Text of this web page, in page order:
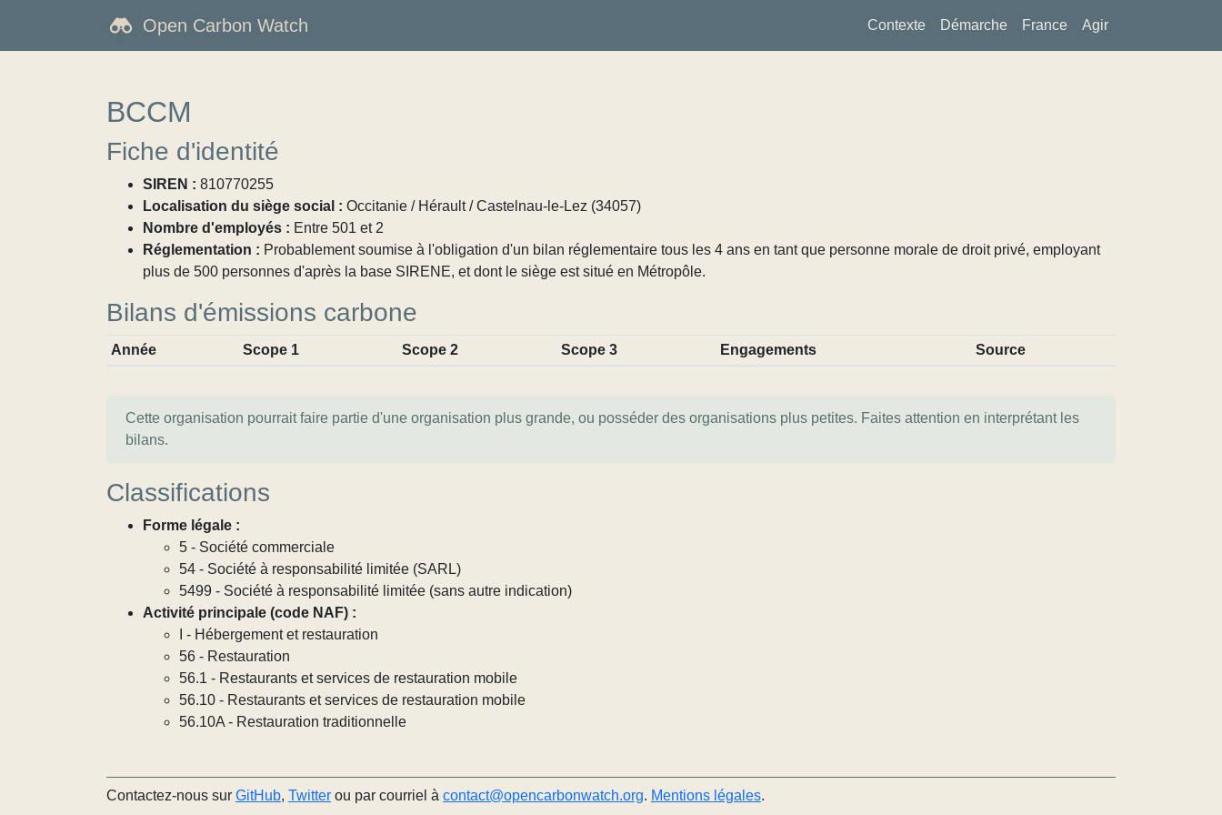
Open Carbon Watch Contexte Démarche France Agir
BCCM
Fiche d'identité
SIREN : 810770255
Localisation du siège social : Occitanie / Hérault / Castelnau-le-Lez (34057)
Nombre d'employés : Entre 501 et 2
Réglementation : Probablement soumise à l'obligation d'un bilan réglementaire tous les 4 ans en tant que personne morale de droit privé, employant
plus de 500 personnes d'après la base SIRENE, et dont le siège est situé en Métropôle.
Bilans d'émissions carbone
Année Scope 1 Scope 2 Scope 3 Engagements Source
Cette organisation pourrait faire partie d'une organisation plus grande, ou posséder des organisations plus petites. Faites attention en interprétant les
bilans.
Classifications
Forme légale :
5 - Société commerciale
54 - Société à responsabilité limitée (SARL)
5499 - Société à responsabilité limitée (sans autre indication)
Activité principale (code NAF) :
I - Hébergement et restauration
56 - Restauration
56.1 - Restaurants et services de restauration mobile
56.10 - Restaurants et services de restauration mobile
56.10A - Restauration traditionnelle
Contactez-nous sur GitHub, Twitter ou par courriel à contact@opencarbonwatch.org. Mentions légales.